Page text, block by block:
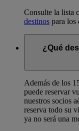
Consulte la lista
destinos para los
¿Qué
Además de los
puede reservar
nuestros socios
reserva todo su
ya no será una